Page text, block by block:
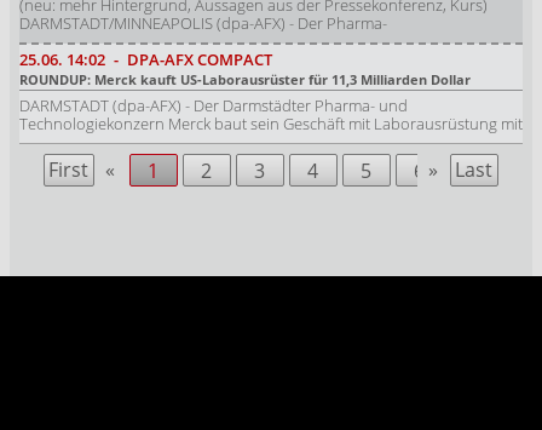
(neu: mehr Hintergrund, Aussagen aus der Pressekonferenz, Kurs)
DARMSTADT/MINNEAPOLIS (dpa-AFX) - Der Pharma-
25.06. 14:02 - DPA-AFX COMPACT
ROUNDUP: Merck kauft US-Laborausrüster für 11,3 Milliarden Dollar
DARMSTADT (dpa-AFX) - Der Darmstädter Pharma- und
Technologiekonzern Merck baut sein Geschäft mit Laborausrüstung mit
First « 1 2 3 4 5 6 7
» Last